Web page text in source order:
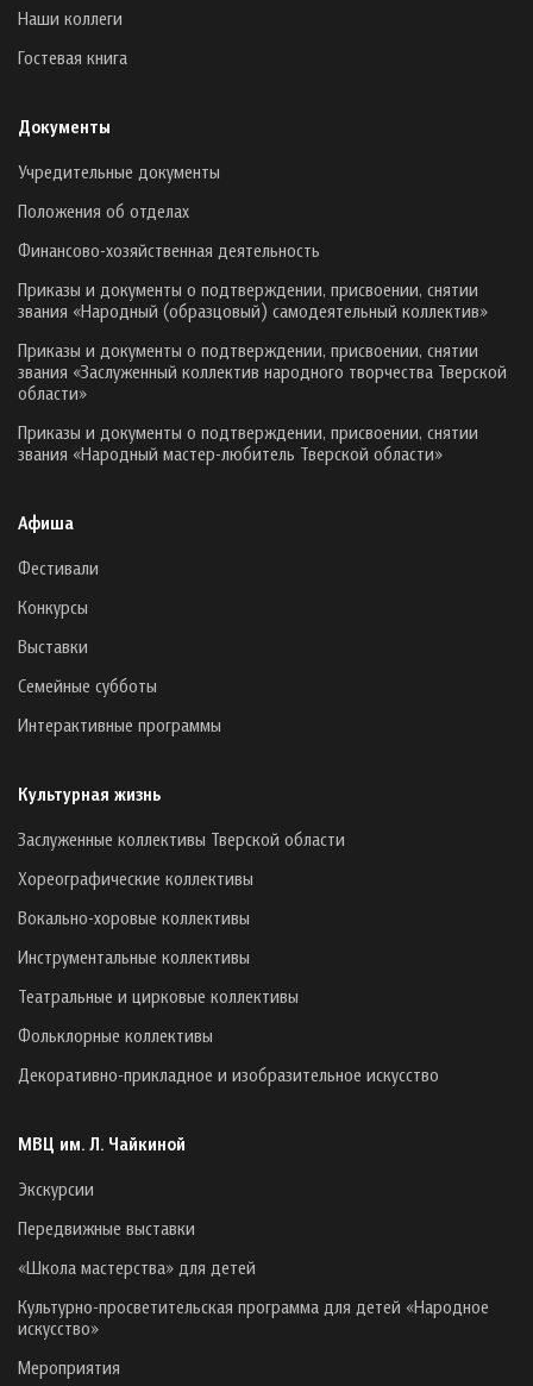
Наши коллеги
Гостевая книга
Документы
Учредительные документы
Положения об отделах
Финансово-хозяйственная деятельность
Приказы и документы о подтверждении, присвоении, снятии
звания «Народный (образцовый) самодеятельный коллектив»
Приказы и документы о подтверждении, присвоении, снятии
звания «Заслуженный коллектив народного творчества Тверской
области»
Приказы и документы о подтверждении, присвоении, снятии
звания «Народный мастер-любитель Тверской области»
Афиша
Фестивали
Конкурсы
Выставки
Семейные субботы
Интерактивные программы
Культурная жизнь
Заслуженные коллективы Тверской области
Хореографические коллективы
Вокально-хоровые коллективы
Инструментальные коллективы
Театральные и цирковые коллективы
Фольклорные коллективы
Декоративно-прикладное и изобразительное искусство
МВЦ им. Л. Чайкиной
Экскурсии
Передвижные выставки
«Школа мастерства» для детей
Культурно-просветительская программа для детей «Народное
искусство»
Мероприятия